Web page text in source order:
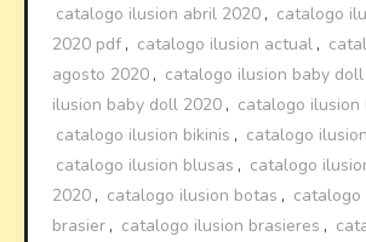
catalogo ilusion abril 2020 , catalogo
2020 pdf , catalogo ilusion actual ,
agosto 2020 , catalogo ilusion baby doll
ilusion baby doll 2020 , catalogo ilusion
catalogo ilusion bikinis , catalogo
catalogo ilusion blusas , catalogo
2020 , catalogo ilusion botas , catalogo
brasier , catalogo ilusion brasieres ,